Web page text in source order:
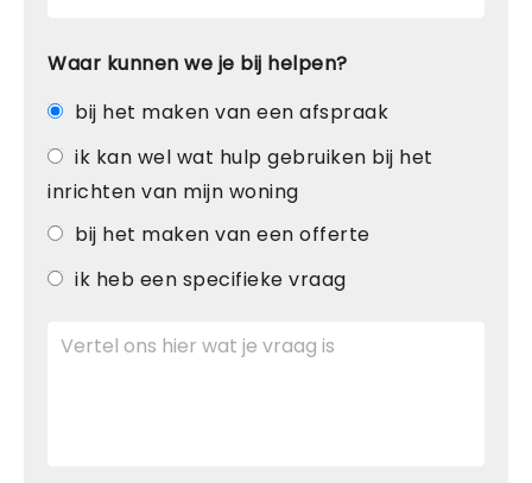
Waar kunnen we je bij helpen?
bij het maken van een afspraak
ik kan wel wat hulp gebruiken bij het
inrichten van mijn woning
bij het maken van een offerte
ik heb een specifieke vraag